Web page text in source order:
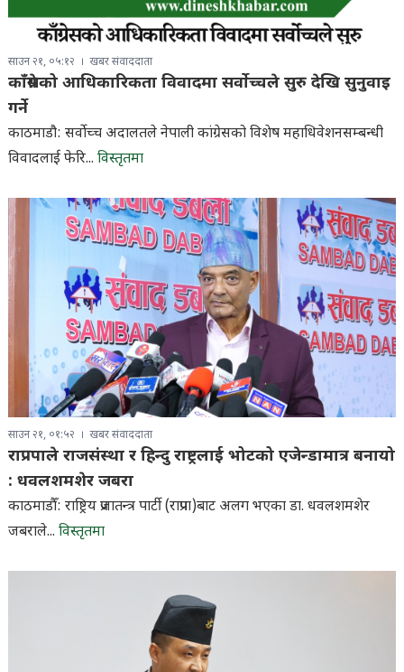
साउन २१, ०५:१२ खबर संवाददाता
काँग्रेसको आधिकारिकता विवादमा सर्वोच्चले सुरु देखि सुनुवाइ
गर्ने
काठमाडौ: सर्वोच्च अदालतले नेपाली कांग्रेसको विशेष महाधिवेशनसम्बन्धी
विवादलाई फेरि... विस्तृतमा
साउन २१, ०१:५२ खबर संवाददाता
राप्रपाले राजसंस्था र हिन्दु राष्ट्रलाई भोटको एजेन्डामात्र बनायो
: धवलशमशेर जबरा
काठमाडौँ: राष्ट्रिय प्रजातन्त्र पार्टी (राप्रपा)बाट अलग भएका डा. धवलशमशेर
जबराले... विस्तृतमा